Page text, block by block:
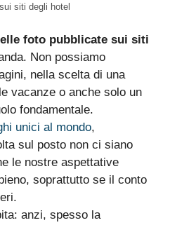
siti degli hotel
foto pubblicate sui siti
Non possiamo
nella scelta di una
vacanze o anche solo un
fondamentale.
unici al mondo,
sul posto non ci siano
le nostre aspettative
soprattutto se il conto
anzi, spesso la